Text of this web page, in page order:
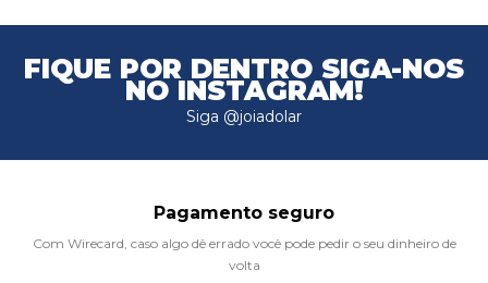
FIQUE POR DENTRO SIGA-NOS
NO INSTAGRAM!
Siga @joiadolar
Pagamento seguro
Com Wirecard, caso algo dê errado você pode pedir o seu dinheiro de
volta